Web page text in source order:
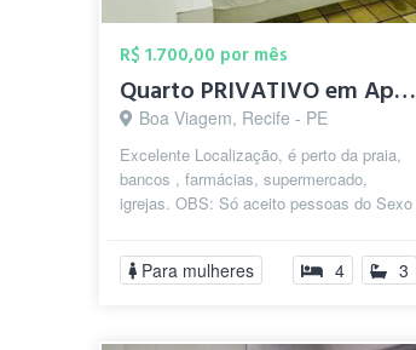
R$ 1.700,00 por mês
Quarto PRIVATIVO em Apartamento Comparti...
Boa Viagem, Recife - PE
Excelente Localização, é perto da praia,
bancos , farmácias, supermercado,
igrejas. OBS: Só aceito pessoas do Sexo
Para mulheres 4 3